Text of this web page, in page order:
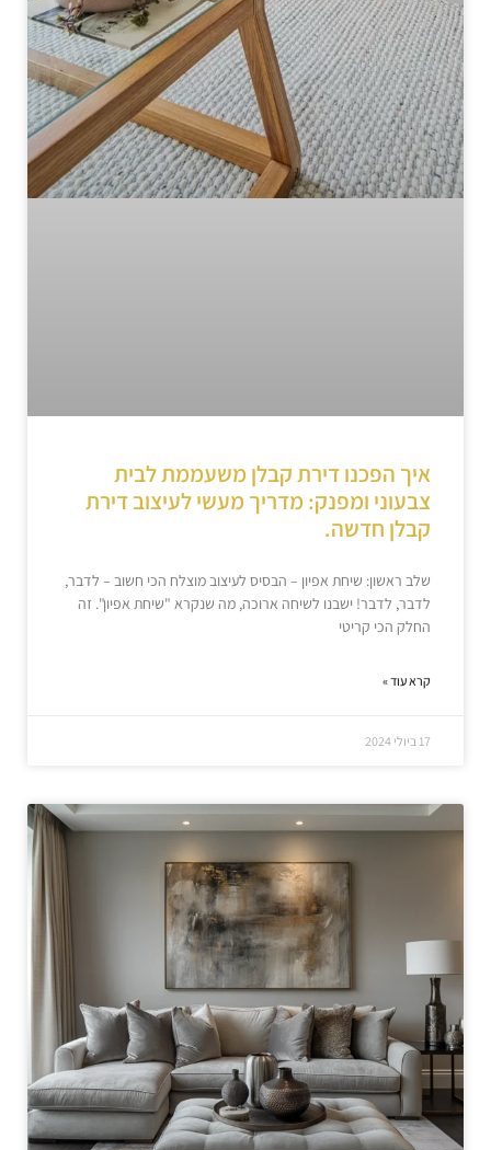
איך הפכנו דירת קבלן משעממת לבית
צבעוני ומפנק: מדריך מעשי לעיצוב דירת
קבלן חדשה.
שלב ראשון: שיחת אפיון – הבסיס לעיצוב מוצלח הכי חשוב – לדבר,
לדבר, לדבר! ישבנו לשיחה ארוכה, מה שנקרא "שיחת אפיון". זה
החלק הכי קריטי
קרא עוד »
17 ביולי 2024